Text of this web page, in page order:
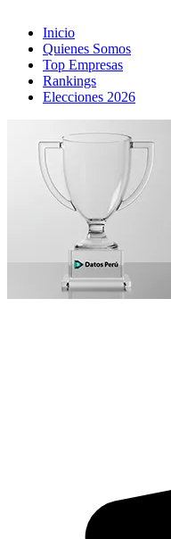
Inicio
Quienes Somos
Top Empresas
Rankings
Elecciones 2026